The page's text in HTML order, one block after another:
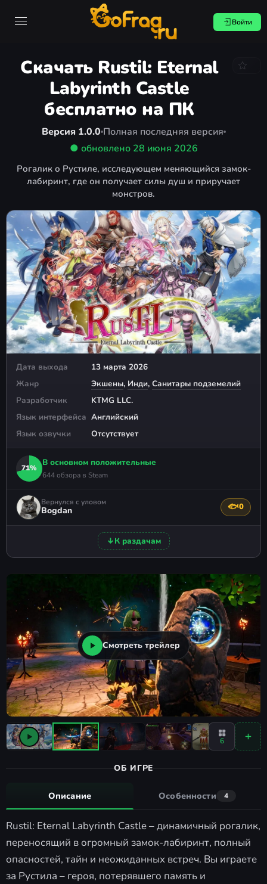
Войти
Скачать Rustil: Eternal
Labyrinth Castle
бесплатно на ПК
Версия 1.0.0 Полная последняя версия
● обновлено 28 июня 2026
Рогалик о Рустиле, исследующем меняющийся замок-
лабиринт, где он получает силы душ и приручает
монстров.
Дата выхода
13 марта 2026
Жанр
Экшены, Инди, Санитары подземелий
Разработчик
KTMG LLC.
Язык интерфейса Английский
Язык озвучки
Отсутствует
71%
В основном положительные
644 обзора в Steam
Вернулся с уловом
Bogdan 🐟0
↓К раздачам
Смотреть трейлер
6
ОБ ИГРЕ
Описание Особенности 4
Rustil: Eternal Labyrinth Castle – динамичный рогалик,
переносящий в огромный замок-лабиринт, полный
опасностей, тайн и неожиданных встреч. Вы играете
за Рустила – героя, потерявшего память и